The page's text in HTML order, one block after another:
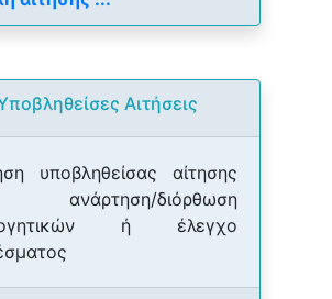
Αιτήσεις
υποβληθείσας αίτησης
διόρθωση
ή έλεγχο